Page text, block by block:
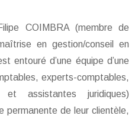
COIMBRA (membre de
en gestion/conseil en
entouré d’une équipe d’une
experts-comptables,
assistantes juridiques)
permanente de leur clientèle,